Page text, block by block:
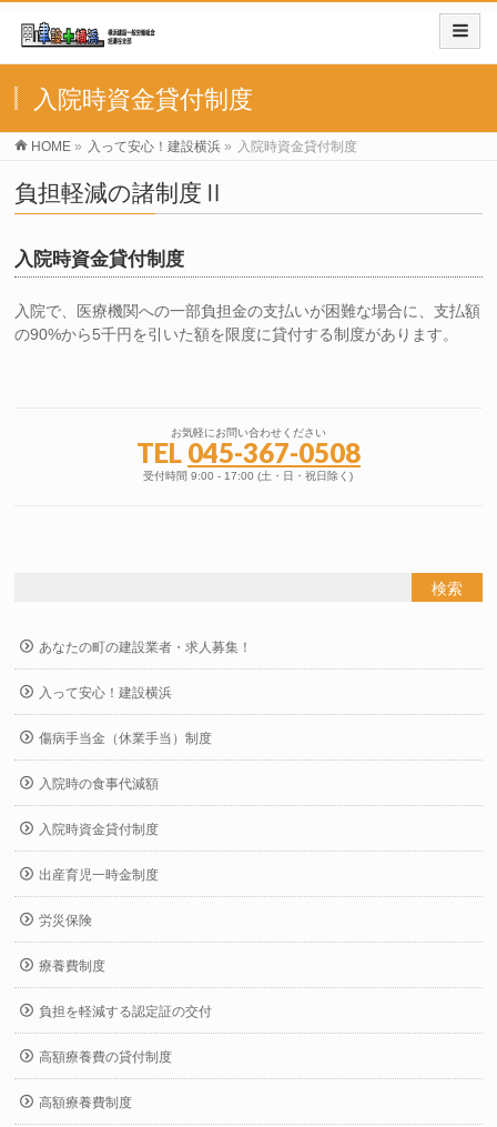
入院時資金貸付制度
HOME » 入って安心！建設横浜 » 入院時資金貸付制度
負担軽減の諸制度Ⅱ
入院時資金貸付制度
入院で、医療機関への一部負担金の支払いが困難な場合に、支払額
の90%から5千円を引いた額を限度に貸付する制度があります。
お気軽にお問い合わせください
TEL 045-367-0508
受付時間 9:00 - 17:00 (土・日・祝日除く)
あなたの町の建設業者・求人募集！
入って安心！建設横浜
傷病手当金（休業手当）制度
入院時の食事代減額
入院時資金貸付制度
出産育児一時金制度
労災保険
療養費制度
負担を軽減する認定証の交付
高額療養費の貸付制度
高額療養費制度